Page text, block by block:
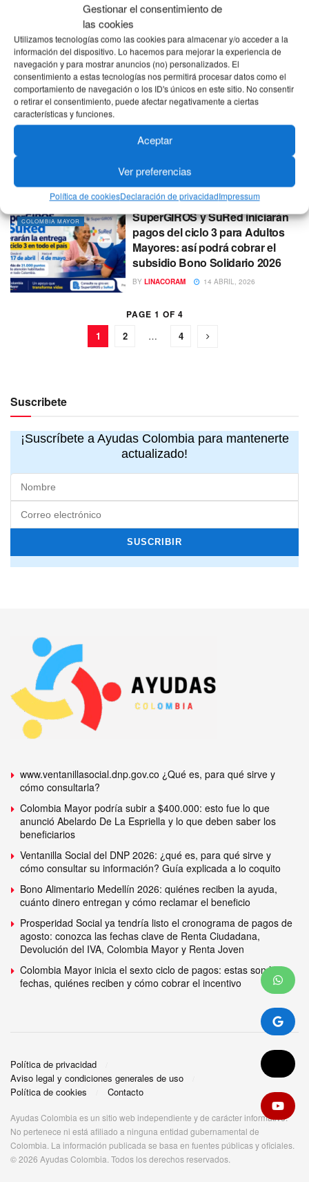
Gestionar el consentimiento de
las cookies
Utilizamos tecnologías como las cookies para almacenar y/o acceder a la
información del dispositivo. Lo hacemos para mejorar la experiencia de
navegación y para mostrar anuncios (no) personalizados. El
consentimiento a estas tecnologías nos permitirá procesar datos como el
comportamiento de navegación o los ID's únicos en este sitio. No consentir
o retirar el consentimiento, puede afectar negativamente a ciertas
características y funciones.
Aceptar
Ver preferencias
Política de cookiesDeclaración de privacidadImpressum
ACTUALIDAD
Ya puedes consultar
SuperGiros.com.co Colombia
Mayor 2026: pagos y fechas
hasta mayo
BY LINACORAM 19 ABRIL, 2026
Colombia Mayor 2026: pagos
tercer ciclo, nuevos
cobrar paso a paso
BY LINACORAM 17 ABRIL, 2026
COLOMBIA MAYOR
SuperGIROS y SuRed iniciarán
pagos del ciclo 3 para Adultos
Mayores: así podrá cobrar el
subsidio Bono Solidario 2026
BY LINACORAM 14 ABRIL, 2026
PAGE 1 OF 4
1 2 … 4
Suscribete
¡Suscríbete a Ayudas Colombia para mantenerte
actualizado!
www.ventanillasocial.dnp.gov.co ¿Qué es, para qué sirve y
cómo consultarla?
Colombia Mayor podría subir a $400.000: esto fue lo que
anunció Abelardo De La Espriella y lo que deben saber los
beneficiarios
Ventanilla Social del DNP 2026: ¿qué es, para qué sirve y
cómo consultar su información? Guía explicada a lo coquito
Bono Alimentario Medellín 2026: quiénes reciben la ayuda,
cuánto dinero entregan y cómo reclamar el beneficio
Prosperidad Social ya tendría listo el cronograma de pagos de
agosto: conozca las fechas clave de Renta Ciudadana,
Devolución del IVA, Colombia Mayor y Renta Joven
Colombia Mayor inicia el sexto ciclo de pagos: estas son las
fechas, quiénes reciben y cómo cobrar el incentivo
Política de privacidad
Aviso legal y condiciones generales de uso
Política de cookies
Contacto
Ayudas Colombia es un sitio web independiente y de carácter informativo.
No pertenece ni está afiliado a ninguna entidad gubernamental de
Colombia. La información publicada se basa en fuentes públicas y oficiales.
© 2026 Ayudas Colombia. Todos los derechos reservados.